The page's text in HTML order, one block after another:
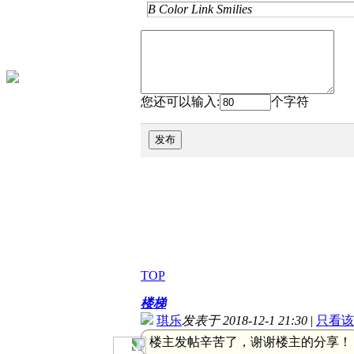
B Color Link Smilies
您还可以输入: 个字符
发布
TOP
楼梯
琪乐发表于 2018-12-1 21:30 | 只看
楼主发帖辛苦了，谢谢楼主的分享！